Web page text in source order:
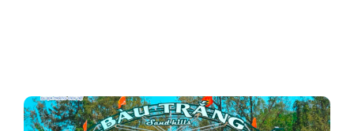
TOUR NINH CHỮ BÌNH HƯNG BÌNH LẬP 2N2Đ SIÊU
HÓT